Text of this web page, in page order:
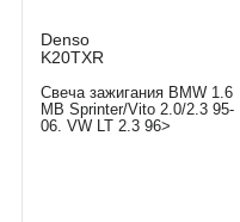
Denso
K20TXR
Свеча зажигания BMW 1.6
MB Sprinter/Vito 2.0/2.3 95-
06. VW LT 2.3 96>